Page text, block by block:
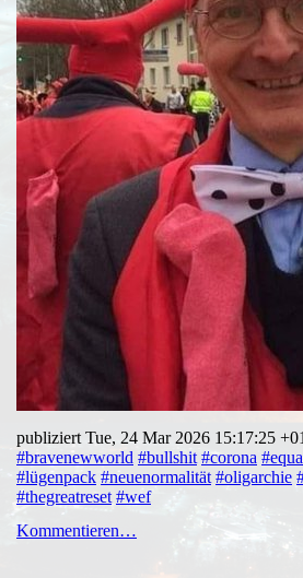
publiziert Tue, 24 Mar 2026 15:17:25
#bravenewworld #bullshit #corona
#lügenpack #neuenormalität #oligarchie
#thegreatreset #wef
Kommentieren…